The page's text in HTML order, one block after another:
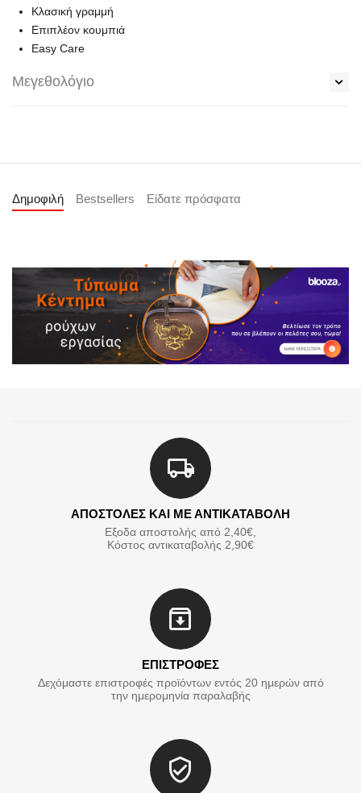
Κλασική γραμμή
Επιπλέον κουμπιά
Easy Care
Μεγεθολόγιο
Δημοφιλή Bestsellers Είδατε πρόσφατα
ΑΠΟΣΤΟΛΕΣ ΚΑΙ ΜΕ ΑΝΤΙΚΑΤΑΒΟΛΗ
Εξοδα αποστολής από 2,40€,
Κόστος αντικαταβολής 2,90€
ΕΠΙΣΤΡΟΦΕΣ
Δεχόμαστε επιστροφές προϊόντων εντός 20 ημερών από
την ημερομηνία παραλαβής